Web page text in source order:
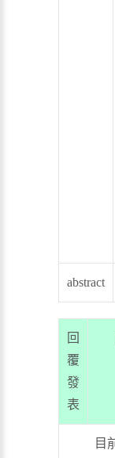
abstract
回
覆
發
表
目